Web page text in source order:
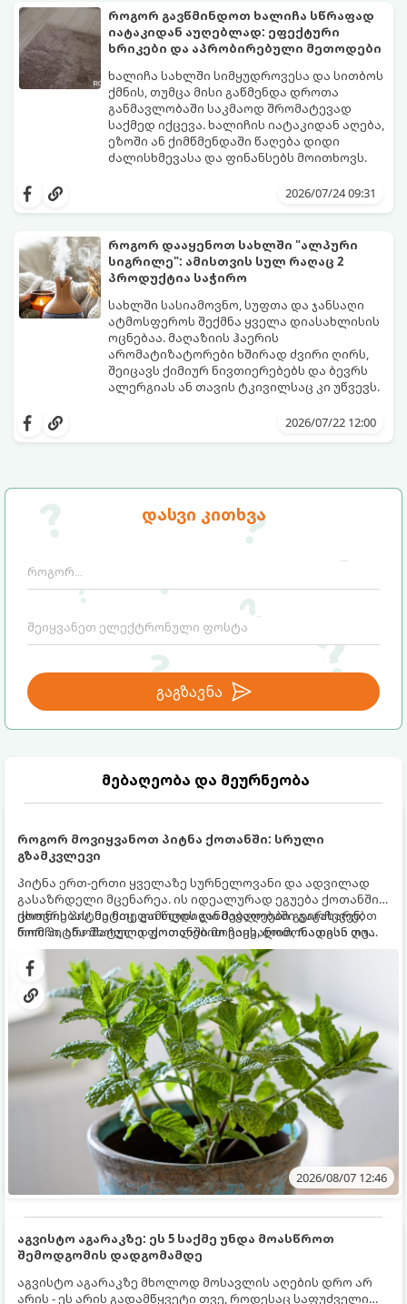
დასვი კითხვა
გაგზავნა
მებაღეობა და მეურნეობა
როგორ მოვიყვანოთ პიტნა ქოთანში: სრული
გზამკვლევი
პიტნა ერთ-ერთი ყველაზე სურნელოვანი და ადვილად
გასაზრდელი მცენარეა. ის იდეალურად ეგუება ქოთანში
ცხოვრებას, მეტიც, გამოცდილი მებაღეები გვირჩევენ,
რომ პიტნა მხოლოდ ქოთანში მოვიყვანოთ, რადგან ღია
გრუნტში (ბაღში) დარგვისას ის ფესვებით ძალიან
სწრაფად ვრცელდება და სხვა მცენარეებს ავიწროებს.
ქოთნის პიტნა მთელი წლის განმავლობაში გაგახარებთ
ნორჩი, არომატული ფოთლებით ჩაის, ლიმონათისა თუ
კერძებისთვის.
2026/08/07 12:46
აგვისტო აგარაკზე: ეს 5 საქმე უნდა მოასწროთ
შემოდგომის დადგომამდე
აგვისტო აგარაკზე მხოლოდ მოსავლის აღების დრო არ
არის - ეს არის გადამწყვეტი თვე, როდესაც საფუძველი
სასიამოვნო სიგრილე სპეციალური
ტექნიკის გარეშეც.
გთავაზობთ 10 საუკეთესო და
ხელმისაწვდომ მეთოდს:
როგორ გავწმინდოთ ხალიჩა სწრაფად
იატაკიდან აუღებლად: ეფექტური
ხრიკები და აპრობირებული მეთოდები
ხალიჩა სახლში სიმყუდროვესა და სითბოს
ქმნის, თუმცა მისი გაწმენდა დროთა
განმავლობაში საკმაოდ შრომატევად
საქმედ იქცევა. ხალიჩის იატაკიდან აღება,
ეზოში ან ქიმწმენდაში წაღება დიდი
ძალისხმევასა და ფინანსებს მოითხოვს.
ეფექტური, ბიუჯეტური და აპრობირებული
ლაქების ამოყვანასა და პირვანდელი
სიახლის დაბრუნებას.
2026/07/24 09:31
როგორ დააყენოთ სახლში "ალპური
სიგრილე": ამისთვის სულ რაღაც 2
პროდუქტია საჭირო
სახლში სასიამოვნო, სუფთა და ჯანსაღი
ატმოსფეროს შექმნა ყველა დიასახლისის
ოცნებაა. მაღაზიის ჰაერის
არომატიზატორები ხშირად ძვირი ღირს,
შეიცავს ქიმიურ ნივთიერებებს და ბევრს
ალერგიას ან თავის ტკივილსაც კი უწვევს.
სიგრილისა“ და სიახლის ეფექტის მიღწევა
ინგრედიენტი დაგჭირდებათ, რომლებიც
2026/07/22 12:00